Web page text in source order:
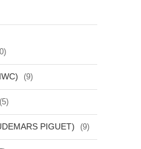
(9)
(5)
PIGUET) (9)